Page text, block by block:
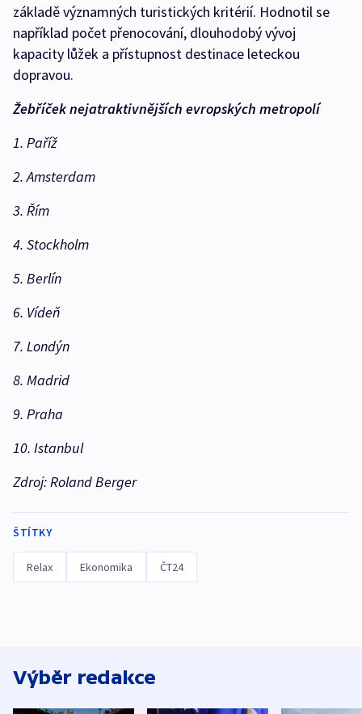
základě významných turistických kritérií. Hodnotil se
například počet přenocování, dlouhodobý vývoj
kapacity lůžek a přístupnost destinace leteckou
dopravou.
Žebříček nejatraktivnějších evropských metropolí
1. Paříž
2. Amsterdam
3. Řím
4. Stockholm
5. Berlín
6. Vídeň
7. Londýn
8. Madrid
9. Praha
10. Istanbul
Zdroj: Roland Berger
ŠTÍTKY
Relax Ekonomika ČT24
Výběr redakce